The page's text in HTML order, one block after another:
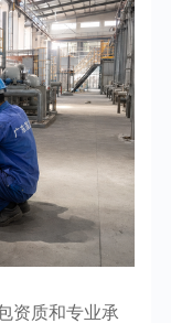
质和专业承